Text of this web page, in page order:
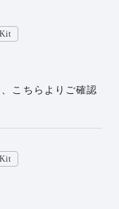
こちらよりご確認